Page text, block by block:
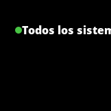
Todos los